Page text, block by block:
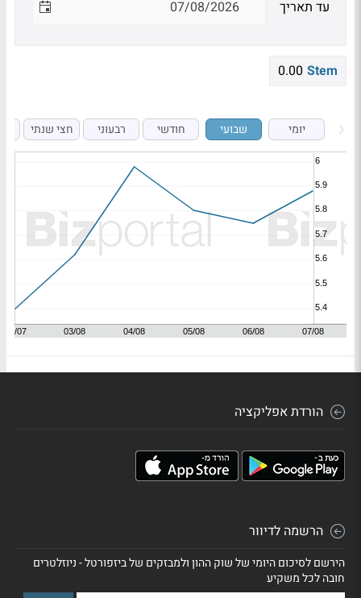
עד תאריך
Stem
0.00
יומי שבועי חודשי רבעוני חצי שנתי
הורדת אפליקציה
הרשמה לדיוור
הירשם לסיכום היומי של שוק ההון ולמבזקים של ביזפורטל - ניוזלטרים
חובה לכל משקיע